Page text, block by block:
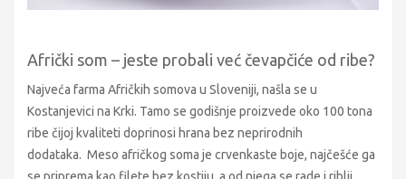
Afrički som – jeste probali već čevapčiće od ribe?
Najveća farma Afričkih somova u Sloveniji, našla se u
Kostanjevici na Krki. Tamo se godišnje proizvede oko 100 tona
ribe čijoj kvaliteti doprinosi hrana bez neprirodnih
dodataka. Meso afričkog soma je crvenkaste boje, najčešće ga